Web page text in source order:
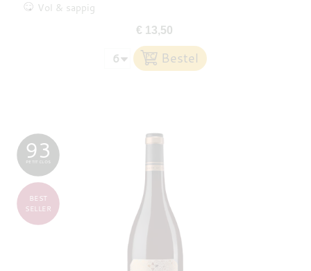
Vol & sappig
€ 13,50
93
PETIT CLOS
BEST
SELLER